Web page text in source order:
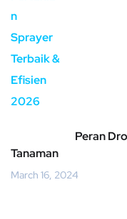
Peran
Tanaman
March 16, 2024